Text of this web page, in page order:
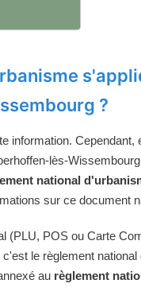
?
information. Cependant,
lès-
national
sur ce document
(PLU, POS ou Carte
le règlement
au règlement